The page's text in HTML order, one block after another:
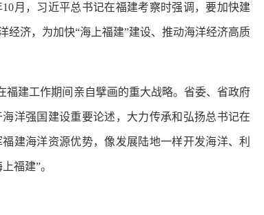
月，习近平总书记在福建考察时强调，要加快建
济，为加快“海上福建”建设、推动海洋经济高质
建工作期间亲自擘画的重大战略。省委、省政府
洋强国建设重要论述，大力传承和弘扬总书记在
建海洋资源优势，像发展陆地一样开发海洋、利
福建”。